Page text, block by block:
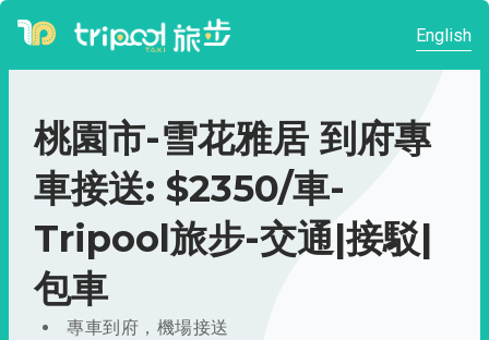
English
桃園市-雪花雅居 到府專
車接送: $2350/車-
Tripool旅步-交通|接駁|
包車
專車到府，機場接送